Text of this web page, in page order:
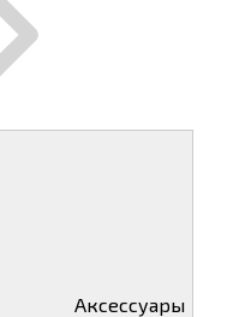
Аксессуары